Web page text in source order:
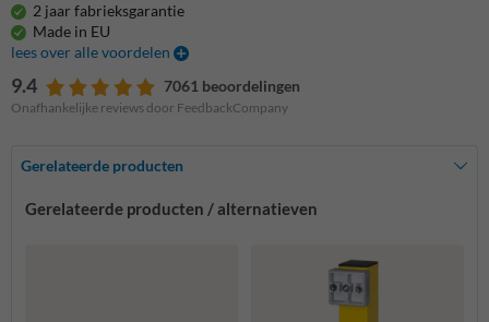
2 jaar fabrieksgarantie
Made in EU
lees over alle voordelen
9.4 7061 beoordelingen
Onafhankelijke reviews door FeedbackCompany
Gerelateerde producten
Gerelateerde producten / alternatieven